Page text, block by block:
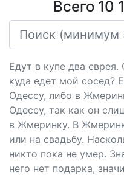
Всего 10
Едут в купе два
куда едет мой сосед?
Одессу, либо в
Одессу, так как он
в Жмеринку. В
или на свадьбу.
никто пока не умер.
него нет подарка,